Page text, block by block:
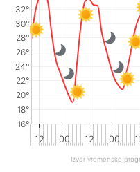
Izvor vremenske
16°
18°
20°
22°
24°
26°
28°
30°
32°
12 00 12 00